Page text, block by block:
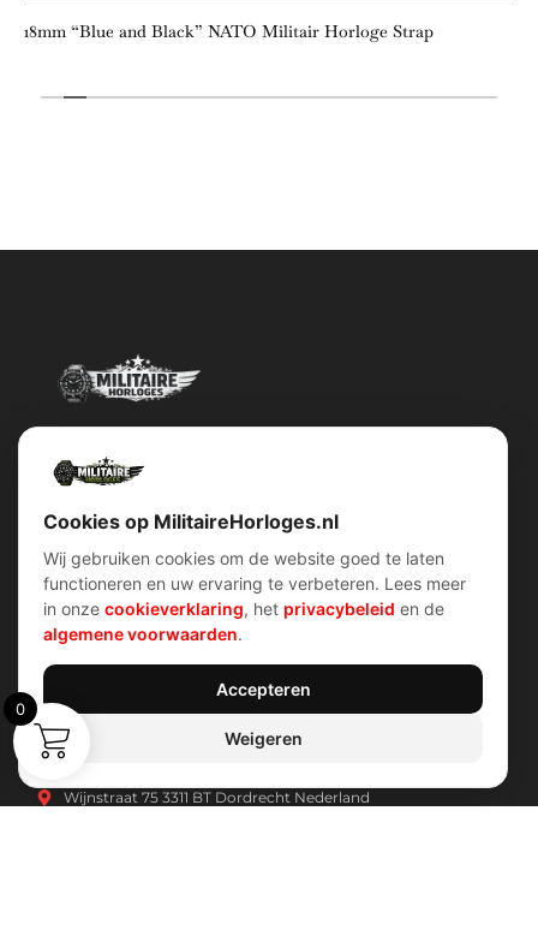
18mm “Blue and Black” NATO Militair Horloge Strap
Militairehorloges.nl is de exclusieve importeur en distributeur van
Snel menu
Home
Over ons
Account
klantenservice
Cookiebeleid
Wijnstraat 75 3311 BT Dordrecht Nederland
Cookies op MilitaireHorloges.nl
Wij gebruiken cookies om de website goed te laten
functioneren en uw ervaring te verbeteren. Lees meer
in onze cookieverklaring, het privacybeleid en de
algemene voorwaarden.
Accepteren
Weigeren
0